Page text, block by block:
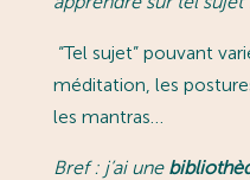
“Tel sujet” pouvant
méditation, les
les mantras…
Bref : j’ai une